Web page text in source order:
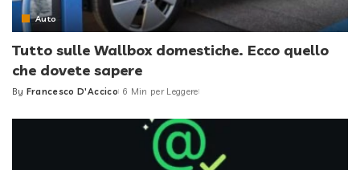
Auto
Tutto sulle Wallbox domestiche. Ecco quello
che dovete sapere
Posted
By Francesco D'Accico 6 Min per Leggere